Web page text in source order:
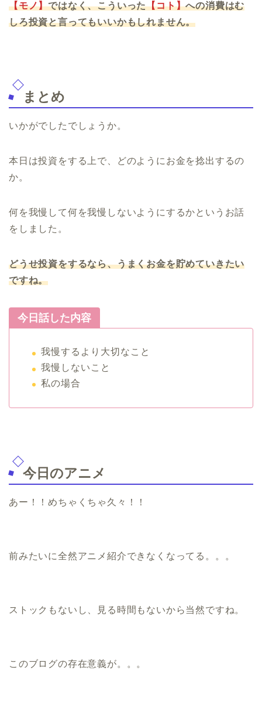
【モノ】ではなく、こういった【コト】への消費はむ
しろ投資と言ってもいいかもしれません。
まとめ
いかがでしたでしょうか。
本日は投資をする上で、どのようにお金を捻出するの
か。
何を我慢して何を我慢しないようにするかというお話
をしました。
どうせ投資をするなら、うまくお金を貯めていきたい
ですね。
今日話した内容
我慢するより大切なこと
我慢しないこと
私の場合
今日のアニメ
あー！！めちゃくちゃ久々！！
前みたいに全然アニメ紹介できなくなってる。。。
ストックもないし、見る時間もないから当然ですね。
このブログの存在意義が。。。